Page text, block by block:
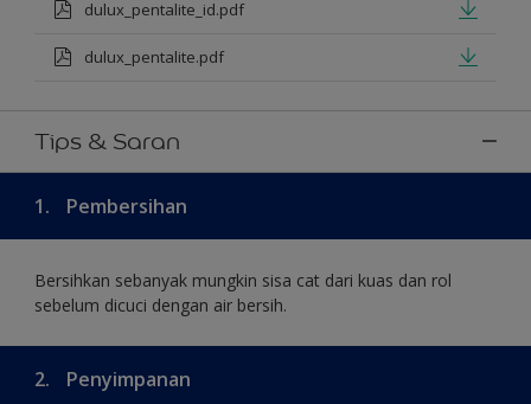
dulux_pentalite_id.pdf
dulux_pentalite.pdf
Tips & Saran
1. Pembersihan
Bersihkan sebanyak mungkin sisa cat dari kuas dan rol
sebelum dicuci dengan air bersih.
2. Penyimpanan